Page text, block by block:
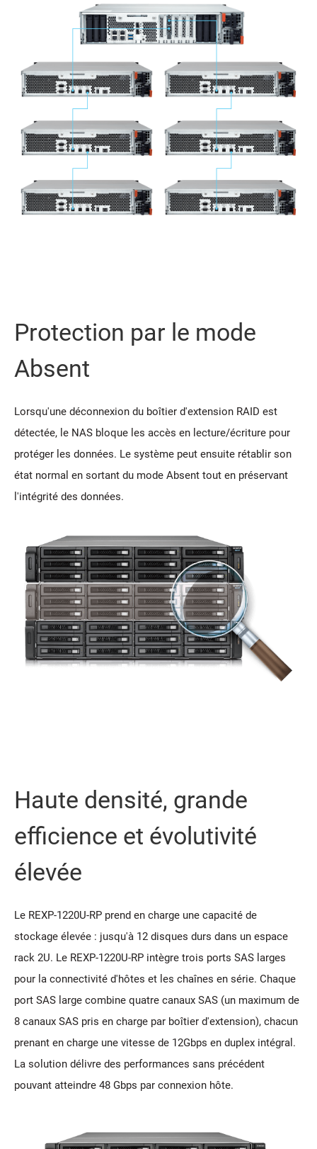
Protection par le mode
Absent
Lorsqu'une déconnexion du boîtier d'extension RAID est
détectée, le NAS bloque les accès en lecture/écriture pour
protéger les données. Le système peut ensuite rétablir son
état normal en sortant du mode Absent tout en préservant
l'intégrité des données.
Haute densité, grande
efficience et évolutivité
élevée
Le REXP-1220U-RP prend en charge une capacité de
stockage élevée : jusqu'à 12 disques durs dans un espace
rack 2U. Le REXP-1220U-RP intègre trois ports SAS larges
pour la connectivité d'hôtes et les chaînes en série. Chaque
port SAS large combine quatre canaux SAS (un maximum de
8 canaux SAS pris en charge par boîtier d'extension), chacun
prenant en charge une vitesse de 12Gbps en duplex intégral.
La solution délivre des performances sans précédent
pouvant atteindre 48 Gbps par connexion hôte.